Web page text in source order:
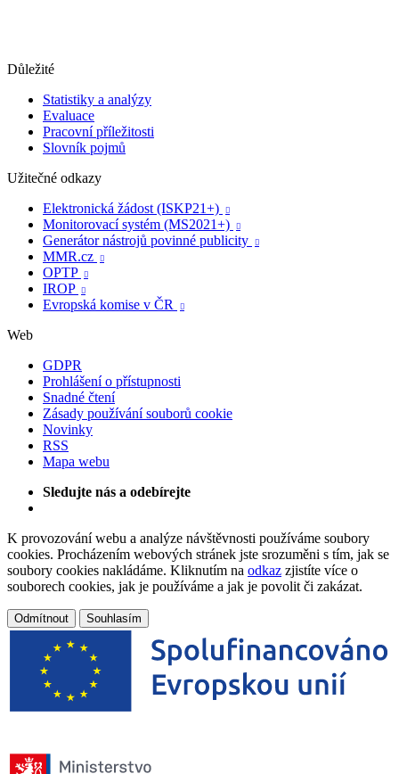
Důležité
Statistiky a analýzy
Evaluace
Pracovní příležitosti
Slovník pojmů
Užitečné odkazy
Elektronická žádost (ISKP21+)

Monitorovací systém (MS2021+) 
Generátor nástrojů povinné publicity 
MMR.cz 
OPTP 
IROP 
Evropská komise v ČR 
Web
GDPR
Prohlášení o přístupnosti
Snadné čtení
Zásady používání souborů cookie
Novinky
RSS
Mapa webu
Sledujte nás a odebírejte
K provozování webu a analýze návštěvnosti používáme soubory
cookies. Procházením webových stránek jste srozuměni s tím, jak se
soubory cookies nakládáme. Kliknutím na odkaz zjistíte více o
souborech cookies, jak je používáme a jak je povolit či zakázat.
Odmítnout Souhlasím